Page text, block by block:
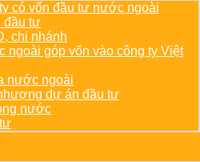
có vốn đầu tư nước ngoài
đầu tư
chi nhánh
ngoài góp vốn vào công ty Việt
nước ngoài
dự án đầu tư
nước